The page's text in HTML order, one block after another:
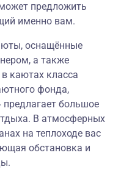
предложить
именно вам.
оснащённые
а также
каютах класса
фонда,
предлагает большое
В атмосферных
на теплоходе вас
обстановка и